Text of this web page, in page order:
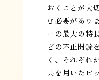
おくことが大
む必要があり
ーの最大の特
どの不正開錠
く、それぞれ
具を用いたピ